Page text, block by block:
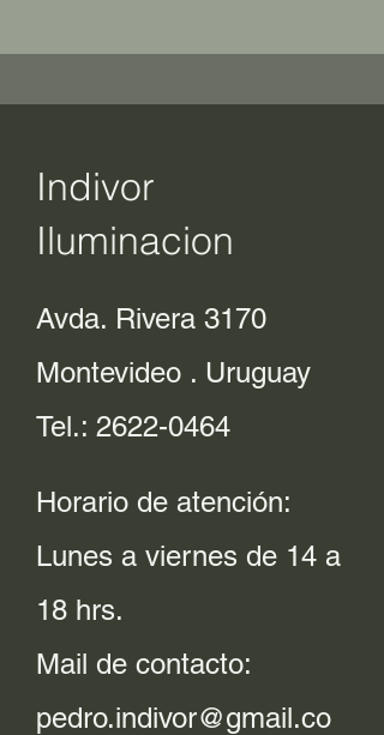
Indivor
Iluminacion
Avda. Rivera 3170
Montevideo . Uruguay
Tel.: 2622-0464
Horario de atención:
Lunes a viernes de 14 a
18 hrs.
Mail de contacto:
pedro.indivor@gmail.co